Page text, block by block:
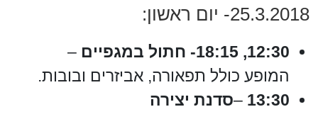
25.3.2018- יום ראשון:
12:30, 18:15- חתול במגפיים
–
המופע כולל תפאורה, אביזרים ובובות.
13:30
–סדנת יצירה